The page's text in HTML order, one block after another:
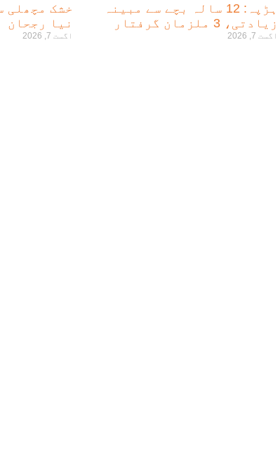
ہڑپہ: 12 سالہ بچے سے مبینہ
زیادتی، 3 ملزمان گرفتار
اگست 7, 2026
خشک مچھلی
نیا رجحان
اگست 7, 2026